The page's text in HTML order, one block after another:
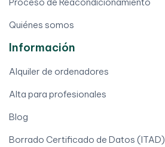
Quiénes somos
Información
Alquiler de ordenadores
Alta para profesionales
Blog
Borrado Certificado de Datos (ITAD)